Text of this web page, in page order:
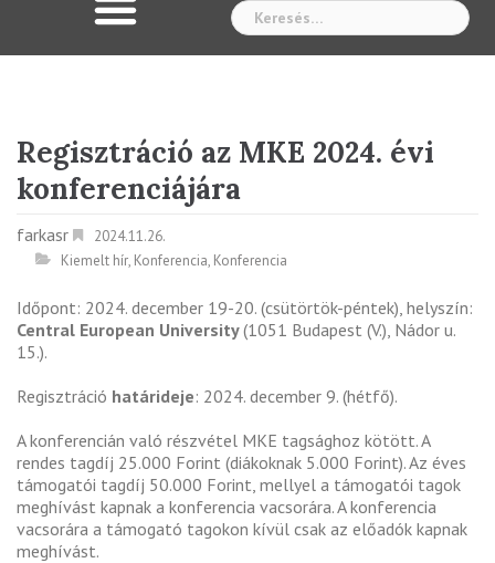
Regisztráció az MKE 2024. évi
konferenciájára
farkasr
2024.11.26.
Kiemelt hír, Konferencia, Konferencia
Időpont: 2024. december 19-20. (csütörtök-péntek), helyszín:
Central European University(1051 Budapest (V.), Nádor u.
15.).
Regisztráció határideje: 2024. december 9. (hétfő).
A konferencián való részvétel MKE tagsághoz kötött. A
rendes tagdíj 25.000 Forint (diákoknak 5.000 Forint). Az éves
támogatói tagdíj 50.000 Forint, mellyel a támogatói tagok
meghívást kapnak a konferencia vacsorára. A konferencia
vacsorára a támogató tagokon kívül csak az előadók kapnak
meghívást.